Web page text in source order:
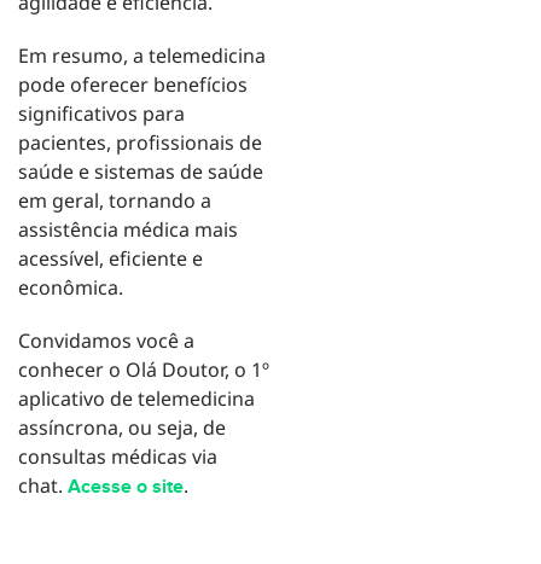
Em resumo, a telemedicina
pode oferecer benefícios
significativos para
pacientes, profissionais de
saúde e sistemas de saúde
em geral, tornando a
assistência médica mais
acessível, eficiente e
econômica.
Convidamos você a
conhecer o Olá Doutor, o 1º
aplicativo de telemedicina
assíncrona, ou seja, de
consultas médicas via
chat. Acesse o site.